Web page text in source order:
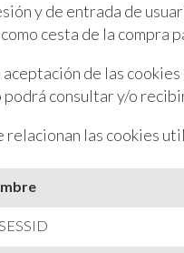
y de entrada de
cesta de la compra
aceptación de las
podrá consultar y/o
relacionan las cookies